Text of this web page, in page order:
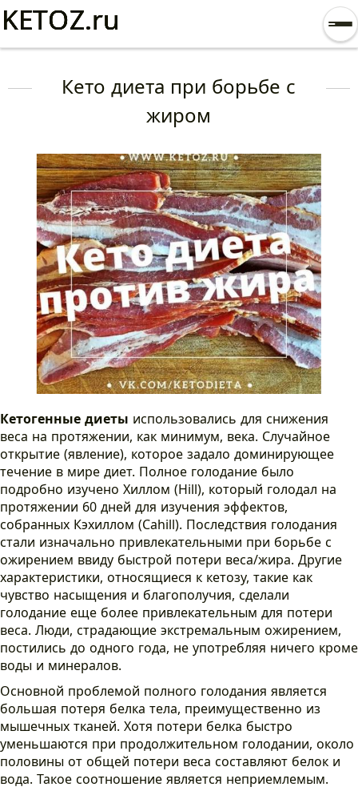
KETOZ.ru
KETOZ.ru
KETOZ.ru
KETOZ.ru
KETOZ.ru
Кето диета при борьбе с
жиром
Кетогенные диеты использовались для снижения
веса на протяжении, как минимум, века. Случайное
открытие (явление), которое задало доминирующее
течение в мире диет. Полное голодание было
подробно изучено Хиллом (Hill), который голодал на
протяжении 60 дней для изучения эффектов,
собранных Кэхиллом (Cahill). Последствия голодания
стали изначально привлекательными при борьбе с
ожирением ввиду быстрой потери веса/жира. Другие
характеристики, относящиеся к кетозу, такие как
чувство насыщения и благополучия, сделали
голодание еще более привлекательным для потери
веса. Люди, страдающие экстремальным ожирением,
постились до одного года, не употребляя ничего кроме
воды и минералов.
Основной проблемой полного голодания является
большая потеря белка тела, преимущественно из
мышечных тканей. Хотя потери белка быстро
уменьшаются при продолжительном голодании, около
половины от общей потери веса составляют белок и
вода. Такое соотношение является неприемлемым.